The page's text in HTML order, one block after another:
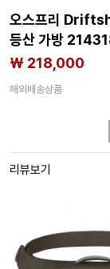
오스프리
등산 가방
₩ 218,000
해외배송상품
리뷰보기